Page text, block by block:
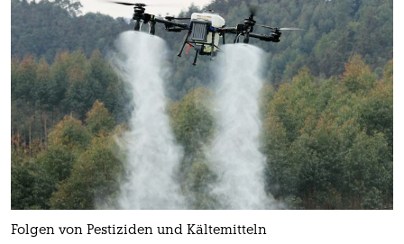
Folgen von Pestiziden und Kältemitteln